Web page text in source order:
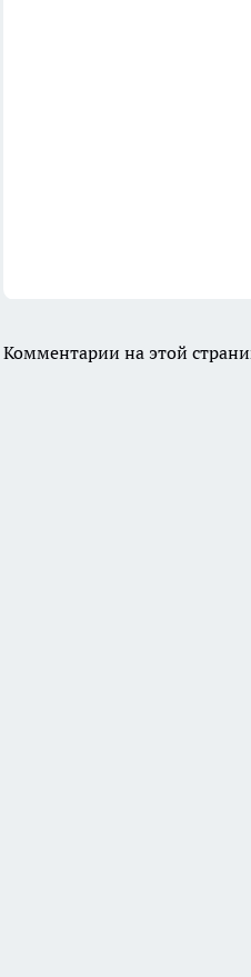
Комментарии на этой